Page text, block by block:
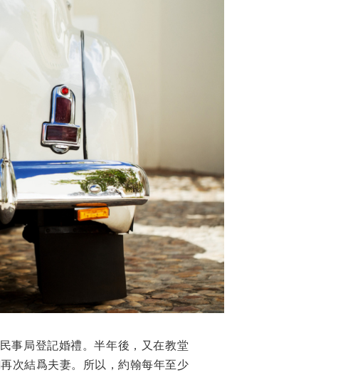
事局登記婚禮。半年後，又在教堂
次結爲夫妻。所以，約翰每年至少